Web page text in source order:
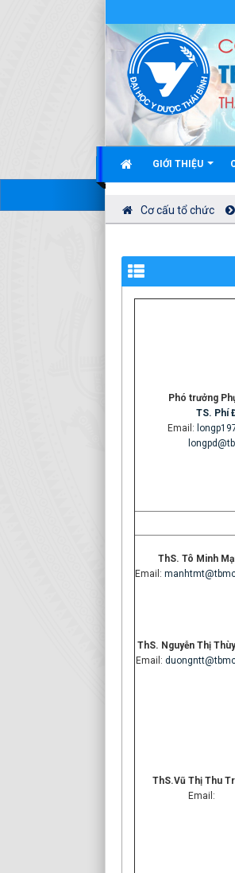
GIỚI THIỆU
Cơ cấu tổ chức
Phó trưởng
TS. Phí
Email:
ThS. Tô Minh
Email:
ThS. Nguyễn Thị
Email:
ThS.Vũ Thị Thu
Email: